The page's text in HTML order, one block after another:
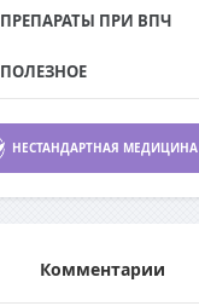
ПРЕПАРАТЫ ПРИ ВПЧ
ПОЛЕЗНОЕ
НЕСТАНДАРТНАЯ МЕДИЦИНА
Комментарии